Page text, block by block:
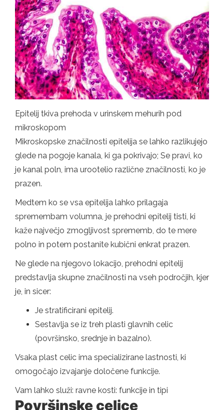
Epitelij tkiva prehoda v urinskem mehurih pod
mikroskopom
Mikroskopske značilnosti epitelija se lahko razlikujejo
glede na pogoje kanala, ki ga pokrivajo; Se pravi, ko
je kanal poln, ima urootelio različne značilnosti, ko je
prazen.
Medtem ko se vsa epitelija lahko prilagaja
spremembam volumna, je prehodni epitelij tisti, ki
kaže največjo zmogljivost sprememb, do te mere
polno in potem postanite kubični enkrat prazen.
Ne glede na njegovo lokacijo, prehodni epitelij
predstavlja skupne značilnosti na vseh področjih, kjer
je, in sicer:
Je stratificirani epitelij.
Sestavlja se iz treh plasti glavnih celic
(površinsko, srednje in bazalno).
Vsaka plast celic ima specializirane lastnosti, ki
omogočajo izvajanje določene funkcije.
Vam lahko služi: ravne kosti: funkcije in tipi
Površinske celice